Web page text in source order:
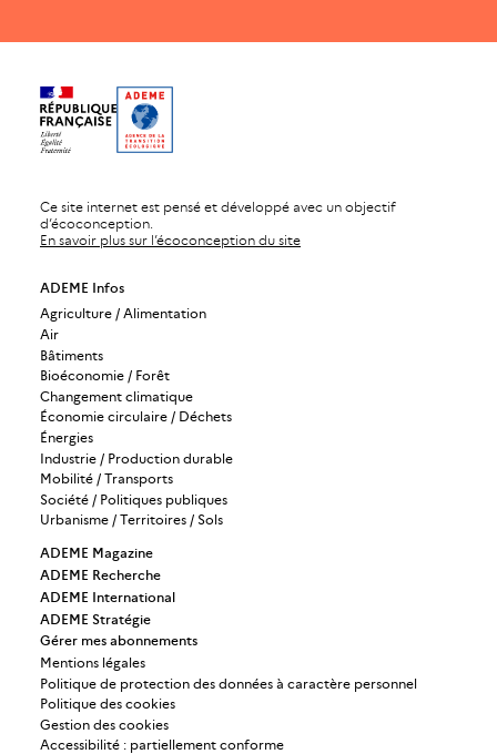
Ce site internet est pensé et développé avec un objectif
d’écoconception.
En savoir plus sur l’écoconception du site
ADEME Infos
Agriculture / Alimentation
Air
Bâtiments
Bioéconomie / Forêt
Changement climatique
Économie circulaire / Déchets
Énergies
Industrie / Production durable
Mobilité / Transports
Société / Politiques publiques
Urbanisme / Territoires / Sols
ADEME Magazine
ADEME Recherche
ADEME International
ADEME Stratégie
Gérer mes abonnements
Mentions légales
Politique de protection des données à caractère personnel
Politique des cookies
Gestion des cookies
Accessibilité : partiellement conforme